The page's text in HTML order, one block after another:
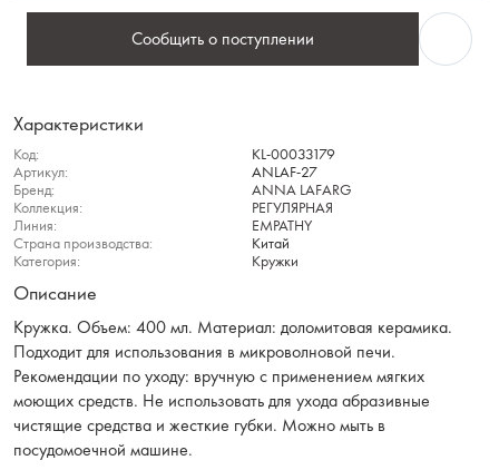
Сообщить о поступлении
Характеристики
Код:
KL-00033179
Артикул:
ANLAF-27
Бренд:
ANNA LAFARG
Коллекция:
РЕГУЛЯРНАЯ
Линия:
EMPATHY
Страна производства:
Китай
Категория:
Кружки
Описание
Кружка. Объем: 400 мл. Материал: доломитовая керамика.
Подходит для использования в микроволновой печи.
Рекомендации по уходу: вручную с применением мягких
моющих средств. Не использовать для ухода абразивные
чистящие средства и жесткие губки. Можно мыть в
посудомоечной машине.